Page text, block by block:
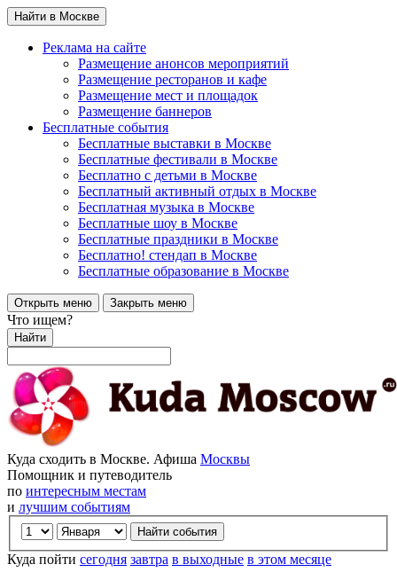
Найти в Москве
Реклама на сайте
Размещение анонсов мероприятий
Размещение ресторанов и кафе
Размещение мест и площадок
Размещение баннеров
Бесплатные события
Бесплатные выставки в Москве
Бесплатные фестивали в Москве
Бесплатно с детьми в Москве
Бесплатный активный отдых в Москве
Бесплатная музыка в Москве
Бесплатные шоу в Москве
Бесплатные праздники в Москве
Бесплатно! стендап в Москве
Бесплатные образование в Москве
Открыть меню Закрыть меню
Что ищем?
Найти
Куда сходить в Москве. Афиша Москвы
Помощник и путеводитель
по интересным местам
и лучшим событиям
Куда пойти сегодня завтра в выходные в этом месяце